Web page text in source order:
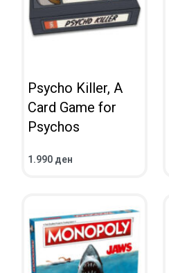
Psycho Killer, A
Card Game for
Psychos
1.990 ден
ВО КОШНИЧКА